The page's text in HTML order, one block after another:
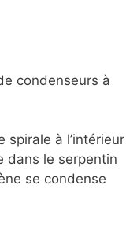
condenseurs à
spirale à l’intérieur
dans le serpentin
se condense